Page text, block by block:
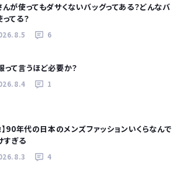
んが使ってもダサくないバッグってある？どんなバ
てる？
6
って言うほど必要か？
1
】90年代の日本のメンズファッションいくらなんで
すぎる
4